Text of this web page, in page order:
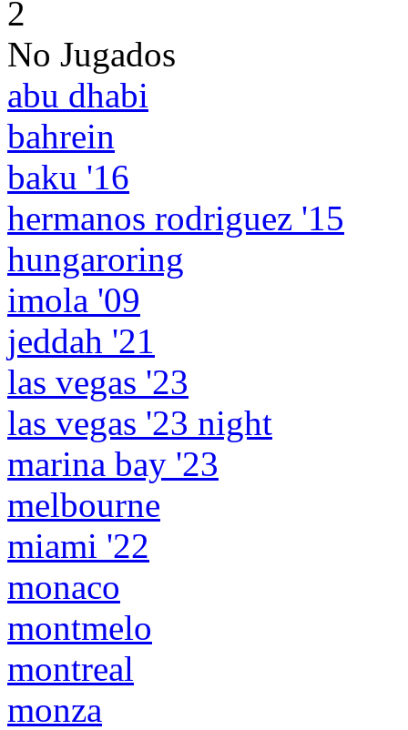
2
No Jugados
abu dhabi
bahrein
baku '16
hermanos rodriguez '15
hungaroring
imola '09
jeddah '21
las vegas '23
las vegas '23 night
marina bay '23
melbourne
miami '22
monaco
montmelo
montreal
monza